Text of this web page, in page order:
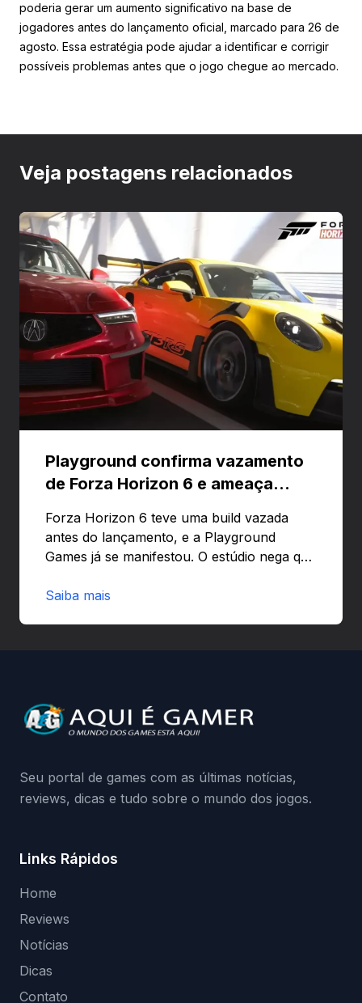
poderia gerar um aumento significativo na base de
jogadores antes do lançamento oficial, marcado para 26 de
agosto. Essa estratégia pode ajudar a identificar e corrigir
possíveis problemas antes que o jogo chegue ao mercado.
Veja postagens relacionados
Playground confirma vazamento
de Forza Horizon 6 e ameaça
Forza Horizon 6 teve uma build vazada
antes do lançamento, e a Playground
Games já se manifestou. O estúdio nega que
preload e avisa que quem usar versões não
da Playground: negação do preload,
medidas contra acessos não autorizados
Saiba mais
Seu portal de games com as últimas notícias,
reviews, dicas e tudo sobre o mundo dos jogos.
Links Rápidos
Home
Reviews
Notícias
Dicas
Contato